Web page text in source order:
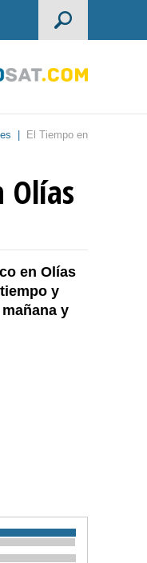
El Tiempo en
Olías
en Olías
y
y